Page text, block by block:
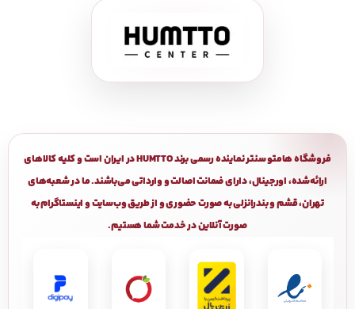
فروشگاه هامتو سنتر نماینده رسمی برند HUMTTO در ایران است و کلیه کالاهای
ارائه‌شده، اورجینال، دارای ضمانت اصالت و وارداتی می‌باشند. ما در شعبه‌های
تهران، قشم و بندرانزلی به صورت حضوری و از طریق وب‌سایت و اینستاگرام به
صورت آنلاین در خدمت شما هستیم.